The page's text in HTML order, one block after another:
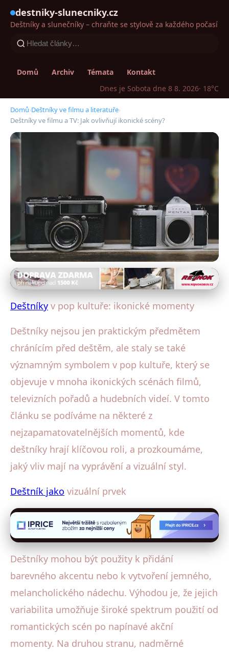
destniky-slunecniky.cz
Deštníky a slunečníky – chraňte se stylově za každého počasí
Domů Archiv Témata
Kontakt
Dnes je Sobota dne 8 8. 2026· 18°C
Domů›Deštníky ve filmu a literatuře›
Deštníky ve filmu a TV: Jak ovlivňují ikonické scény?
Deštníky ve filmu a literatuře
Deštníky ve filmu a TV: Jak
9. 10. 2025 · 3 min čtení · Autor: Lucie Hrubá
Deštníky v pop kultuře: ikonické momenty
Deštníky nejsou jen praktickým předmětem
chránícím před deštěm, ale staly se také
významným symbolem v pop kultuře, který se
objevuje v mnoha ikonických scénách filmů,
televizních pořadů a hudebních videí. V tomto
článku se podíváme na některé z
nejzapamatovatelnějších momentů, kde
deštníky hrají klíčovou roli, a prozkoumáme,
jaký vliv mají na vyprávění a vizuální styl.
Deštník jako vizuální prvek
Deštníky mohou být použity k přidání
barevného akcentu nebo k vytvoření jemného,
melancholického nádechu. Výhodou je, že jejich
variabilita umožňuje široké spektrum použití od
romantických scén po napínavé akční
momenty. Na druhou stranu, nadměrné